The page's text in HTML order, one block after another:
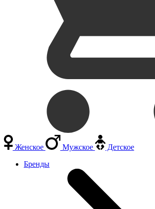
Женское Мужское
Детское
Бренды